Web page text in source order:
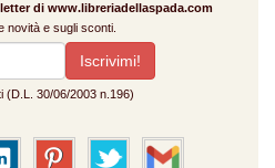
di www.libreriadellaspada.com
novità e sugli sconti.
(D.L. 30/06/2003 n.196)